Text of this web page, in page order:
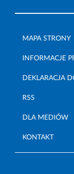
MAPA STRONY
INFORMACJE
DEKLARACJA
RSS
DLA MEDIÓW
KONTAKT